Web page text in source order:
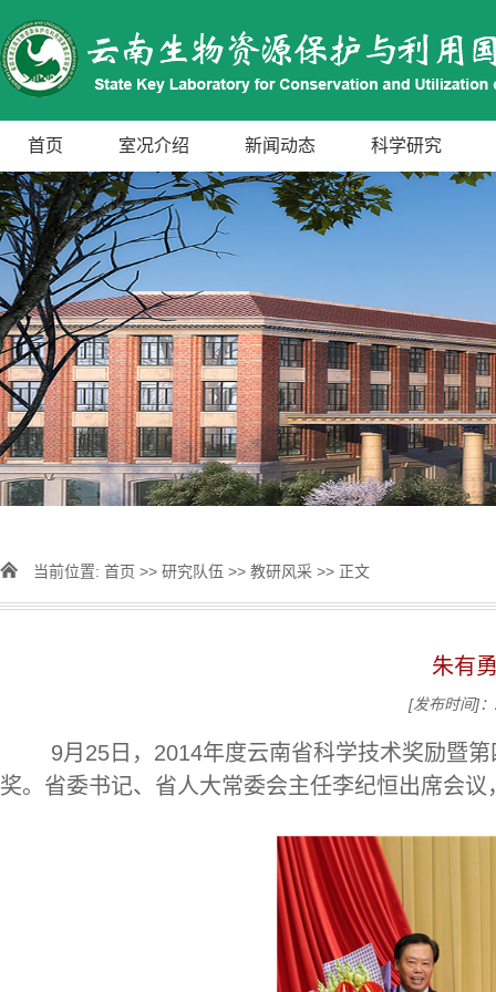
首页 室况介绍 新闻动态 科学研究
当前位置: 首页 >> 研究队伍 >> 教研风采 >> 正文
朱有
[发布时间]
9月25日，2014年度云南省科学技术奖励暨
奖。省委书记、省人大常委会主任李纪恒出席会